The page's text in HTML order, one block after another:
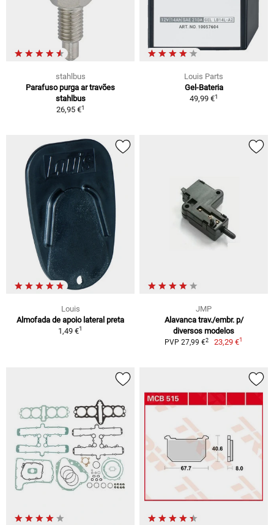
stahlbus
Parafuso purga ar travões
stahlbus
26,95 €1
Louis Parts
Gel-Bateria
49,99 €1
Louis
Almofada de apoio lateral preta
1,49 €1
JMP
Alavanca trav./embr. p/
diversos modelos
PVP 27,99 €2 23,29 €1